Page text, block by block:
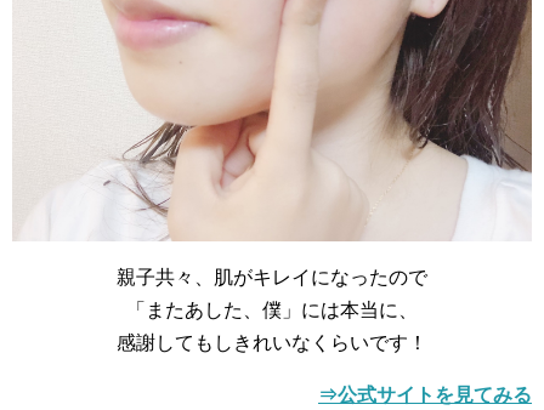
親子共々、肌がキレイになったので
「またあした、僕」には本当に、
感謝してもしきれいなくらいです！
⇒公式サイトを見てみる